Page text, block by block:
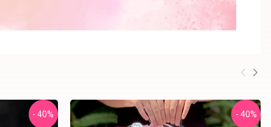
- 40% - 40%